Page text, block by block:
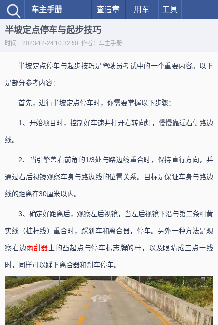
车主手册 查违章 用车 工具
半坡定点停车与起步技巧
时间：2023-12-24 10:32:50 作者：车主手册
半坡定点停车与起步技巧是驾驶员考试中的一个重要内容。以下
是部分参考内容：
首先，进行半坡定点停车时，你需要掌握以下步骤：
1、开始项目时，控制好车速并打开右转向灯，慢慢靠近右侧路边
线。
2、当引擎盖右前角的1/3处与路边线重合时，保持直行方向，并
通过右后视镜观察车身与路边线的位置关系。目标是保证车身与路边
线的距离在30厘米以内。
3、确定好距离后，观察左后视镜，当左后视镜下沿与第二条粗黄
实线（桩杆线）重合时，踩刹车和离合器，停车。另外一种方法是观
察右边雨刮器 上的凸起点与停车标志牌的杆，以及眼睛成三点一线
时，同样可以踩下离合器和刹车停车。